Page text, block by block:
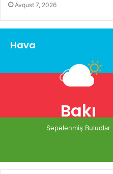
Avqust 7, 2026
Hava
Bakı
Səpələnmiş Buludlar